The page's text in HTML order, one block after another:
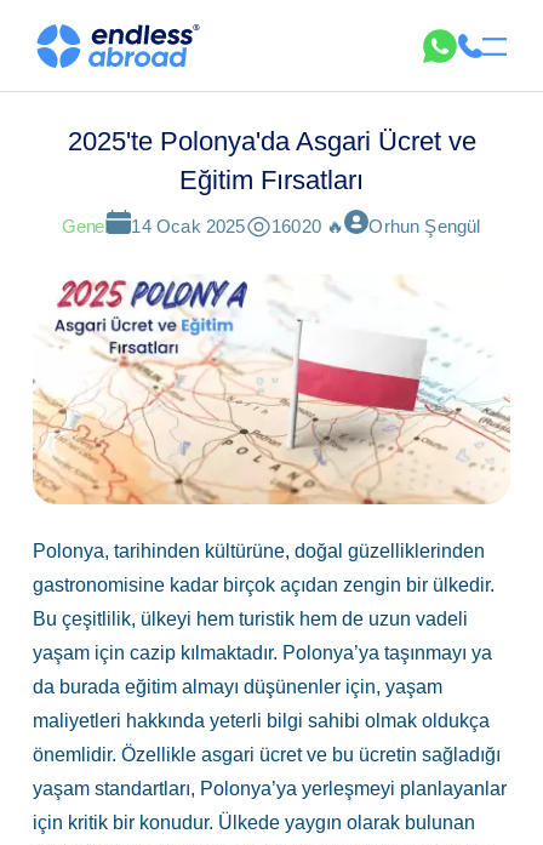
2025'te Polonya'da Asgari Ücret ve
Eğitim Fırsatları
Genel 14 Ocak 2025 16020 🔥 Orhun Şengül
Polonya, tarihinden kültürüne, doğal güzelliklerinden
gastronomisine kadar birçok açıdan zengin bir ülkedir.
Bu çeşitlilik, ülkeyi hem turistik hem de uzun vadeli
yaşam için cazip kılmaktadır. Polonya’ya taşınmayı ya
da burada eğitim almayı düşünenler için, yaşam
maliyetleri hakkında yeterli bilgi sahibi olmak oldukça
önemlidir. Özellikle asgari ücret ve bu ücretin sağladığı
yaşam standartları, Polonya’ya yerleşmeyi planlayanlar
için kritik bir konudur. Ülkede yaygın olarak bulunan